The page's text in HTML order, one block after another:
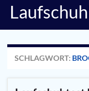
SCHLAGWORT: